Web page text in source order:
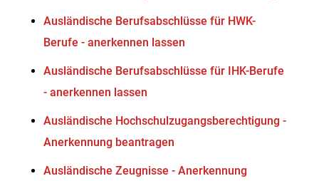
Ausländische Berufsabschlüsse für HWK-
Berufe - anerkennen lassen
Ausländische Berufsabschlüsse für IHK-Berufe
- anerkennen lassen
Ausländische Hochschulzugangsberechtigung -
Anerkennung beantragen
Ausländische Zeugnisse - Anerkennung